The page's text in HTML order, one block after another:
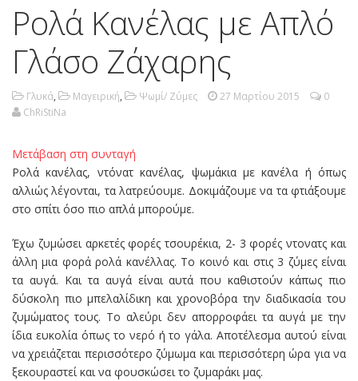
Ρολά Κανέλας με Απλό
Γλάσο Ζάχαρης
Γλυκά, Μαγειρική, Ψωμί/ Ζύμες 27 Μαρτίου 2015
0
ChRiStiNa
Μετάβαση στη συνταγή
Ρολά κανέλας, ντόνατ κανέλας, ψωμάκια με κανέλα ή όπως
αλλιώς λέγονται, τα λατρεύουμε. Δοκιμάζουμε να τα φτιάξουμε
στο σπίτι όσο πιο απλά μπορούμε.
Έχω ζυμώσει αρκετές φορές τσουρέκια, 2- 3 φορές ντονατς και
άλλη μια φορά ρολά κανέλλας. Το κοινό και στις 3 ζύμες είναι
τα αυγά. Και τα αυγά είναι αυτά που καθιστούν κάπως πιο
δύσκολη πιο μπελαλίδικη και χρονοβόρα την διαδικασία του
ζυμώματος τους. Το αλεύρι δεν απορροφάει τα αυγά με την
ίδια ευκολία όπως το νερό ή το γάλα. Αποτέλεσμα αυτού είναι
να χρειάζεται περισσότερο ζύμωμα και περισσότερη ώρα για να
ξεκουραστεί και να φουσκώσει το ζυμαράκι μας.